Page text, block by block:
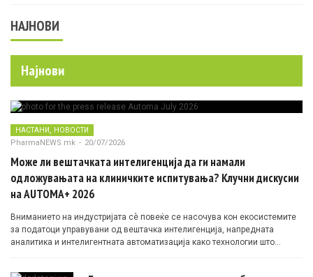
НАЈНОВИ
Најнови
НАСТАНИ, НОВОСТИ
PharmaNEWS.mk - 20/07/2026
Може ли вештачката интелигенција да ги намали
одложувањата на клиничките испитувања? Клучни дискусии
на AUTOMA+ 2026
Вниманието на индустријата сè повеќе се насочува кон екосистемите
за податоци управувани од вештачка интелигенција, напредната
аналитика и интелигентната автоматизација како технологии што